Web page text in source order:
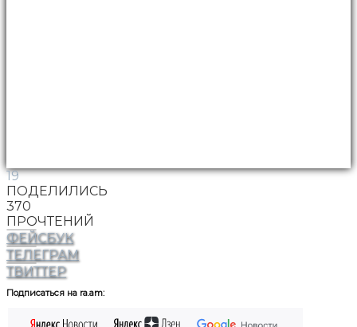
19
ПОДЕЛИЛИСЬ
370
ПРОЧТЕНИЙ
ФЕЙСБУК
ТЕЛЕГРАМ
ТВИТТЕР
Подписаться на ra.am: